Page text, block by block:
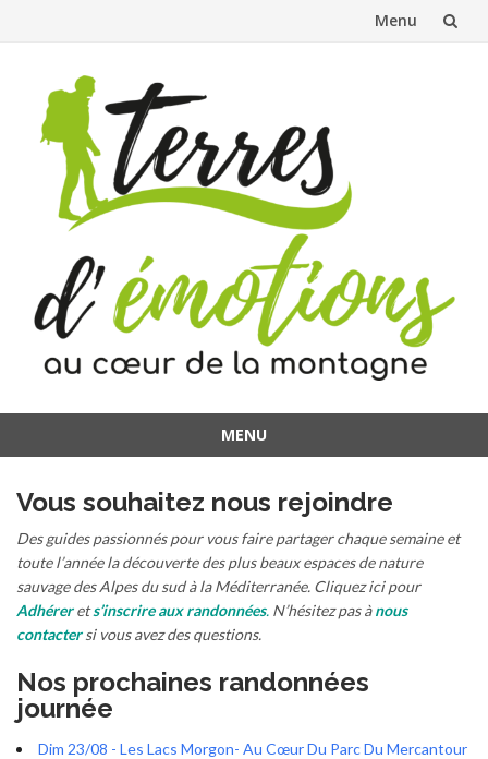
Menu
contenu
MENU
contenu
Vous souhaitez nous rejoindre
Des guides passionnés pour vous faire partager chaque semaine et
toute l’année la découverte des plus beaux espaces de nature
sauvage des Alpes du sud à la Méditerranée. Cliquez ici pour
Adhérerets’inscrire aux randonnées. N’hésitez pas ànous
contactersi vous avez des questions.
Nos prochaines randonnées
journée
Dim 23/08 - Les Lacs Morgon- Au Cœur Du Parc Du Mercantour